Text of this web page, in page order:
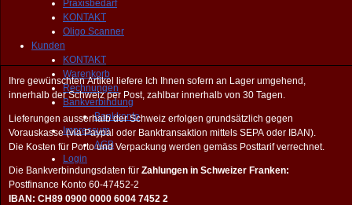
Praxisbedarf
KONTAKT
Oligo Scanner
Kunden
KONTAKT
Warenkorb
Rechnungen
Bankverbindung
Bankkonto
Impressum
AGB
Login
Ihre gewünschten Artikel liefere Ich Ihnen sofern an Lager umgehend,
innerhalb der Schweiz per Post, zahlbar innerhalb von 30 Tagen.
Lieferungen ausserhalb der Schweiz erfolgen grundsätzlich gegen
Vorauskasse (via Paypal oder Banktransaktion mittels SEPA oder IBAN).
Die Kosten für Porto und Verpackung werden gemäss Posttarif verrechnet.
Die Bankverbindungsdaten für Zahlungen in Schweizer Franken:
Postfinance Konto 60-47452-2
IBAN: CH89 0900 0000 6004 7452 2